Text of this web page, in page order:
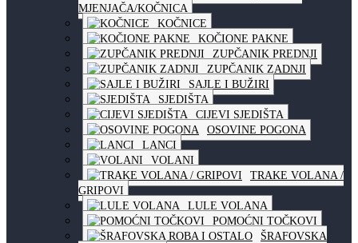
MJENJAČA/KOČNICA
KOČNICE
KOČIONE PAKNE
ZUPČANIK PREDNJI
ZUPČANIK ZADNJI
SAJLE I BUŽIRI
SJEDIŠTA
CIJEVI SJEDIŠTA
OSOVINE POGONA
LANCI
VOLANI
TRAKE VOLANA /
GRIPOVI
LULE VOLANA
POMOĆNI TOČKOVI
ŠRAFOVSKA